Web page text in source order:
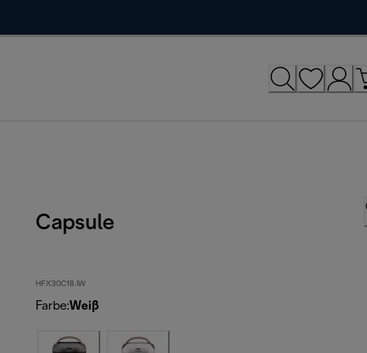
Capsule
HFX30C18.IW
Farbe:Weiß